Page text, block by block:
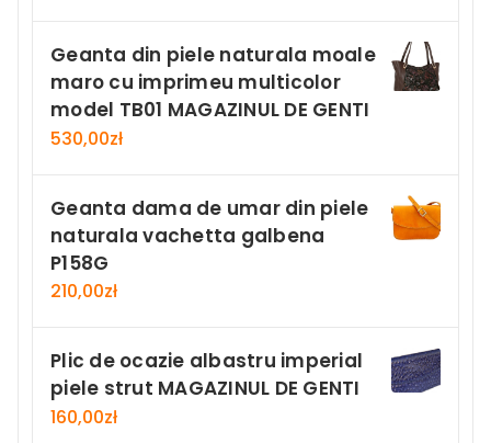
Geanta din piele naturala moale
maro cu imprimeu multicolor
model TB01 MAGAZINUL DE GENTI
530,00zł
Geanta dama de umar din piele
naturala vachetta galbena
P158G
210,00zł
Plic de ocazie albastru imperial
piele strut MAGAZINUL DE GENTI
160,00zł